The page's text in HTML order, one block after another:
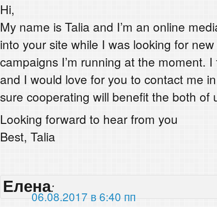
Hi,
My name is Talia and I’m an online
into your site while I was looking for
campaigns I’m running at the moment.
and I would love for you to contact me
sure cooperating will benefit the both of
Looking forward to hear from you
Best, Talia
Елена:
06.08.2017 в 6:40 пп